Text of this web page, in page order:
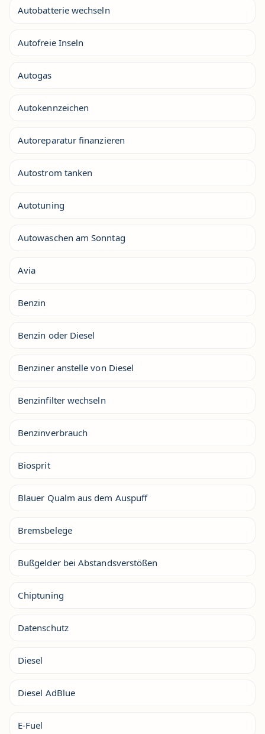
Autobatterie wechseln
Autofreie Inseln
Autogas
Autokennzeichen
Autoreparatur finanzieren
Autostrom tanken
Autotuning
Autowaschen am Sonntag
Avia
Benzin
Benzin oder Diesel
Benziner anstelle von Diesel
Benzinfilter wechseln
Benzinverbrauch
Biosprit
Blauer Qualm aus dem Auspuff
Bremsbelege
Bußgelder bei Abstandsverstößen
Chiptuning
Datenschutz
Diesel
Diesel AdBlue
E-Fuel